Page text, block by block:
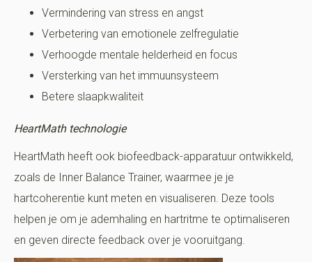
Vermindering van stress en angst
Verbetering van emotionele zelfregulatie
Verhoogde mentale helderheid en focus
Versterking van het immuunsysteem
Betere slaapkwaliteit
HeartMath technologie
HeartMath heeft ook biofeedback-apparatuur ontwikkeld,
zoals de Inner Balance Trainer, waarmee je je
hartcoherentie kunt meten en visualiseren. Deze tools
helpen je om je ademhaling en hartritme te optimaliseren
en geven directe feedback over je vooruitgang.